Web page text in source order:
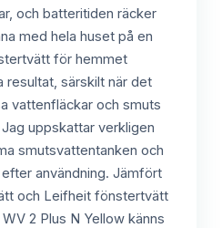
och batteritiden räcker
med hela huset på en
för hemmet
resultat, särskilt när det
vattenfläckar och smuts
uppskattar verkligen
smutsvattentanken och
användning. Jämfört
och Leifheit fönstertvätt
2 Plus N Yellow känns